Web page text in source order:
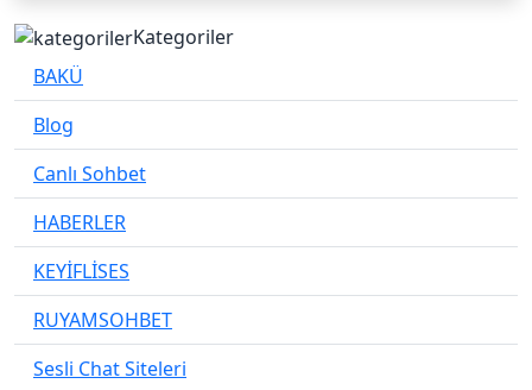
Kategoriler
BAKÜ
Blog
Canlı Sohbet
HABERLER
KEYİFLİSES
RUYAMSOHBET
Sesli Chat Siteleri